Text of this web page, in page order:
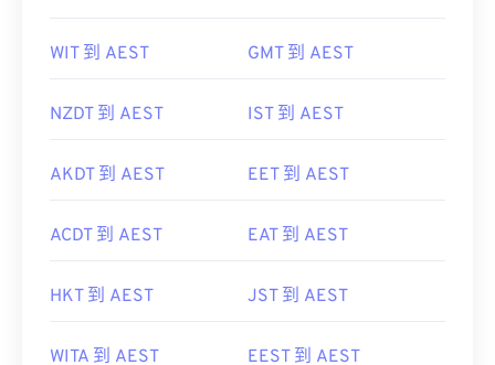
WIT 到 AEST GMT 到 AEST
NZDT 到 AEST IST 到 AEST
AKDT 到 AEST EET 到 AEST
ACDT 到 AEST EAT 到 AEST
HKT 到 AEST JST 到 AEST
WITA 到 AEST EEST 到 AEST